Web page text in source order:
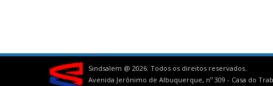
Sindsalem @ 2026. Todos os direitos reservados.
Avenida Jerônimo de Albuquerque, nº 309 - Casa do